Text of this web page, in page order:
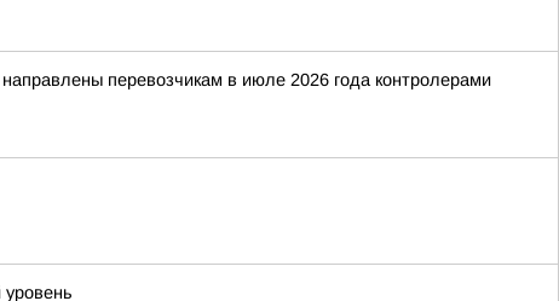
перевозчикам в июле 2026 года контролерами